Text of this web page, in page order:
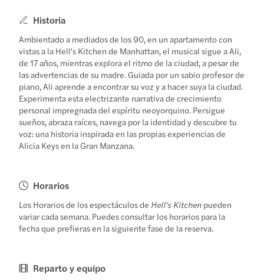
Historia
Ambientado a mediados de los 90, en un apartamento con
vistas a la Hell's Kitchen de Manhattan, el musical sigue a Ali,
de 17 años, mientras explora el ritmo de la ciudad, a pesar de
las advertencias de su madre. Guiada por un sabio profesor de
piano, Ali aprende a encontrar su voz y a hacer suya la ciudad.
Experimenta esta electrizante narrativa de crecimiento
personal impregnada del espíritu neoyorquino. Persigue
sueños, abraza raíces, navega por la identidad y descubre tu
voz: una historia inspirada en las propias experiencias de
Alicia Keys en la Gran Manzana.
Horarios
Los Horarios de los espectáculos de Hell's Kitchen pueden
variar cada semana. Puedes consultar los horarios para la
fecha que prefieras en la siguiente fase de la reserva.
Reparto y equipo